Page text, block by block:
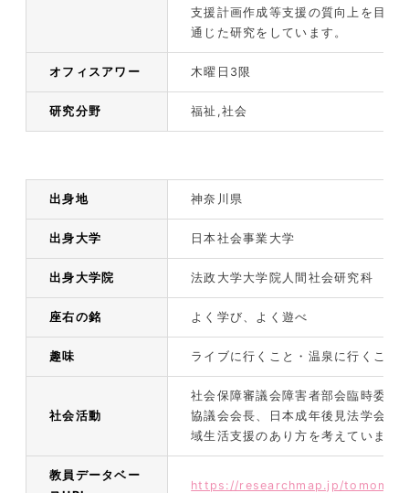
支援計画作成等支援の質向上を目指
通じた研究をしています。
オフィスアワー 木曜日3限
研究分野 福祉,社会
出身地 神奈川県
出身大学 日本社会事業大学
出身大学院 法政大学大学院人間社会研究科
座右の銘 よく学び、よく遊べ
趣味 ライブに行くこと・温泉に行くこと
社会活動
社会保障審議会障害者部会臨時委員
協議会会長、日本成年後見法学会理
域生活支援のあり方を考えています
教員データベー
https://researchmap.jp/